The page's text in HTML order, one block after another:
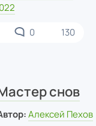
0 130
снов
Алексей Пехов